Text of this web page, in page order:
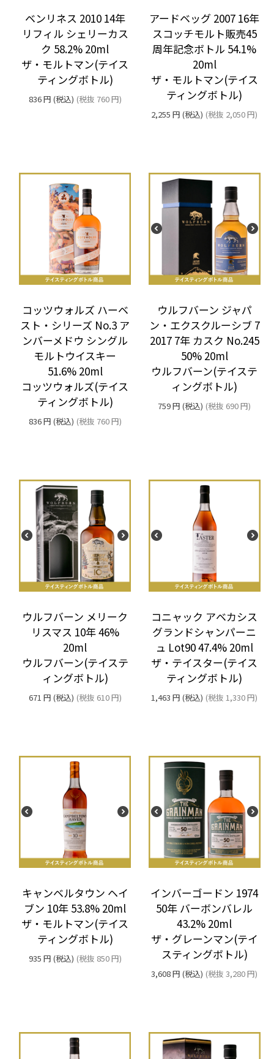
ベンリネス 2010 14年
リフィル シェリーカス
ク 58.2% 20ml
ザ・モルトマン(テイス
ティングボトル)
836円 (税込) (税抜 760円)
アードベッグ 2007 16年
スコッチモルト販売45
周年記念ボトル 54.1%
20ml
ザ・モルトマン(テイス
ティングボトル)
2,255 円 (税込) (税抜 2,050円)
コッツウォルズ ハーベ
スト・シリーズ No.3 ア
ンバーメドウ シングル
モルトウイスキー
51.6% 20ml
コッツウォルズ(テイス
ティングボトル)
836円 (税込) (税抜 760円)
ウルフバーン ジャパ
ン・エクスクルーシブ 7
2017 7年 カスク No.245
50% 20ml
ウルフバーン(テイステ
ィングボトル)
759円 (税込) (税抜 690円)
ウルフバーン メリーク
リスマス 10年 46%
20ml
ウルフバーン(テイステ
ィングボトル)
671 円 (税込) (税抜 610円)
コニャック アベカシス
グランドシャンパーニ
ュ Lot90 47.4% 20ml
ザ・テイスター(テイス
ティングボトル)
1,463 円 (税込) (税抜1,330円)
キャンベルタウン ヘイ
ブン 10年 53.8% 20ml
ザ・モルトマン(テイス
ティングボトル)
935 円 (税込) (税抜 850円)
インバーゴードン 1974
50年 バーボンバレル
43.2% 20ml
ザ・グレーンマン(テイ
スティングボトル)
3,608円 (税込) (税抜3,280円)